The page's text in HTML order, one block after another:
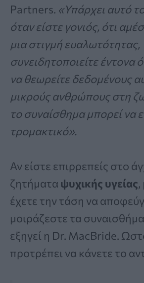
Partners. «Υπάρχει αυτό
όταν είστε γονιός, ότι
μια στιγμή ευαλωτότητας,
συνειδητοποιείτε έντονα
να θεωρείτε δεδομένους
μικρούς ανθρώπους στη
το συναίσθημα μπορεί να
τρομακτικό».
Αν είστε επιρρεπείς στο
ζητήματα ψυχικής υγείας
έχετε την τάση να
μοιράζεστε τα
εξηγεί η Dr. MacBride.
προτρέπει να κάνετε το